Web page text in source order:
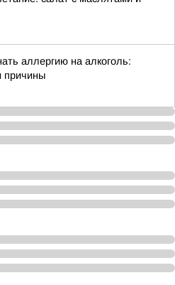
аллергию на алкоголь:
причины